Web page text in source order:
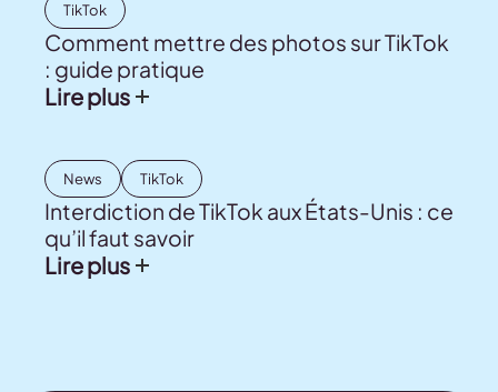
TikTok
Comment mettre des photos sur TikTok
: guide pratique
Lire plus
News TikTok
Interdiction de TikTok aux États-Unis : ce
qu’il faut savoir
Lire plus